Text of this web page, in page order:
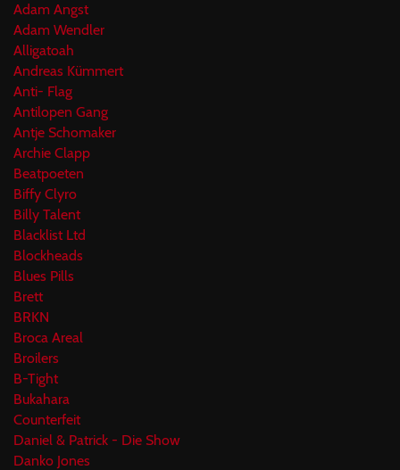
Adam Angst
Adam Wendler
Alligatoah
Andreas Kümmert
Anti- Flag
Antilopen Gang
Antje Schomaker
Archie Clapp
Beatpoeten
Biffy Clyro
Billy Talent
Blacklist Ltd
Blockheads
Blues Pills
Brett
BRKN
Broca Areal
Broilers
B-Tight
Bukahara
Counterfeit
Daniel & Patrick - Die Show
Danko Jones